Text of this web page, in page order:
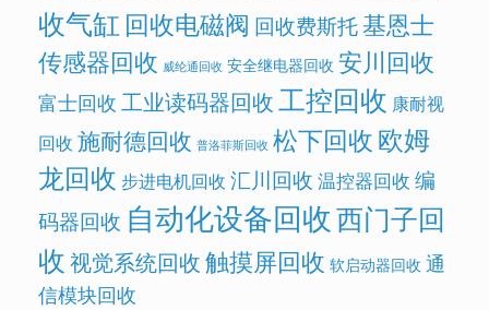
收气缸 回收电磁阀 回收费斯托基恩士
传感器回收 威纶通回收 安全继电器回收 安川回收
富士回收工业读码器回收工控回收 康耐视
回收 施耐德回收 普洛菲斯回收 松下回收欧姆
龙回收 步进电机回收 汇川回收 温控器回收 编
码器回收 自动化设备回收西门子回
收视觉系统回收触摸屏回收 软启动器回收 通
信模块回收